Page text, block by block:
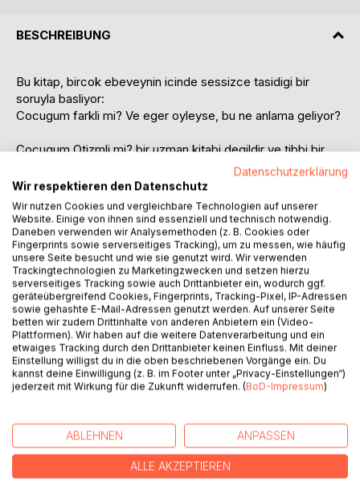
BESCHREIBUNG
Bu kitap, bircok ebeveynin icinde sessizce tasidigi bir
soruyla basliyor:
Cocugum farkli mi? Ve eger oyleyse, bu ne anlama geliyor?
Cocugum Otizmli mi? bir uzman kitabi degildir ve tibbi bir
rehber olmayi amaclamaz. Bu kitap, otizm spektrumunda bir
cocugun annesi olan bir kadinin gozunden, gunluk hayatin
icinden dogan gercek bir anlatidir. Okul bahcesinden evdeki
sessiz anlara, zorlayici durumlardan derin bag kurulan anlara
kadar uzanan bir yolculuktur.
Bu kitap sana bir teshis koymaz. Ama bakisini degistirebilir.
Davranislari yargilamadan once anlamaya, yuzeyde
gorunenin arkasini fark etmeye yardimci olur. Guvenligin
bazen normal olmaktan daha onemli oldugunu ve her
cocugun kendi ritmiyle ilerledigini gosterir.
Duyusal yuklenme, geri cekilme, uyum saglama cabasi,
kardes iliskileri, okul hayati ve dis dunyanin bakisi... Bu kitap,
Bu kitap
cocugunu daha iyi anlamak isteyen ebeveynler icin,
Datenschutzerklärung
Wir respektieren den Datenschutz
Wir nutzen Cookies und vergleichbare Technologien auf unserer
Website. Einige von ihnen sind essenziell und technisch notwendig.
Daneben verwenden wir Analysemethoden (z. B. Cookies oder
Fingerprints sowie serverseitiges Tracking), um zu messen, wie häufig
unsere Seite besucht und wie sie genutzt wird. Wir verwenden
Trackingtechnologien zu Marketingzwecken und setzen hierzu
serverseitiges Tracking sowie auch Drittanbieter ein, wodurch ggf.
geräteübergreifend Cookies, Fingerprints, Tracking-Pixel, IP-Adressen
sowie gehashte E-Mail-Adressen genutzt werden. Auf unserer Seite
betten wir zudem Drittinhalte von anderen Anbietern ein (Video-
Plattformen). Wir haben auf die weitere Datenverarbeitung und ein
etwaiges Tracking durch den Drittanbieter keinen Einfluss. Mit deiner
Einstellung willigst du in die oben beschriebenen Vorgänge ein. Du
kannst deine Einwilligung (z. B. im Footer unter „Privacy-Einstellungen“)
jederzeit mit Wirkung für die Zukunft widerrufen. (BoD-Impressum)
ABLEHNEN ANPASSEN
ALLE AKZEPTIEREN